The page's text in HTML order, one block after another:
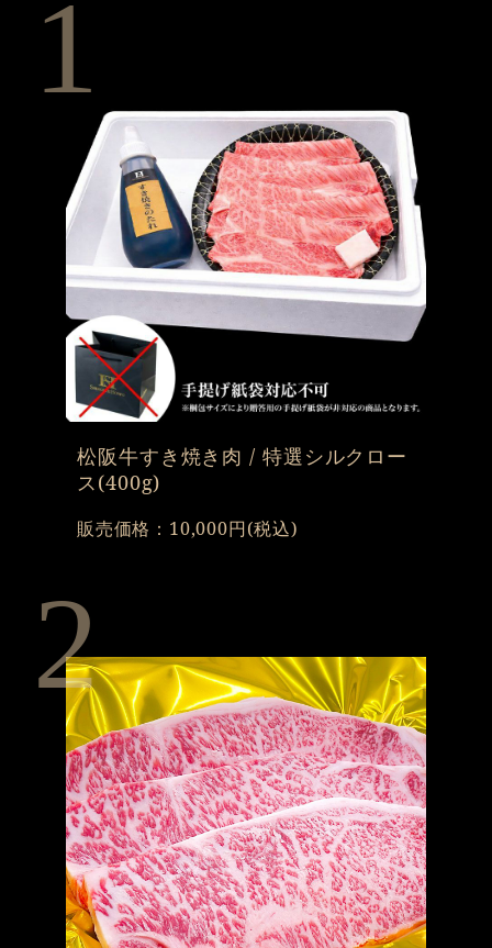
1
松阪牛すき焼き肉 / 特選シルクロー
ス(400g)
販売価格：10,000円(税込)
2